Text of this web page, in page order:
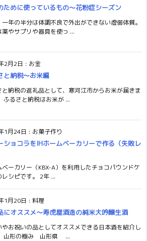
ために使っているもの〜花粉症シーズン
年の半分は体調不良で外出ができない虚弱体質。
薬やサプリや器具を使っ ...
2月2日 : お金
と納税〜お米編
と納税の返礼品として、寒河江市からお米が届きま
ふるさと納税はお米が ...
1月24日 : お菓子作り
ショコラをIHホームベーカリーで作る（失敗レ
ベーカリー（KBX-A）を利用したチョコパウンドケ
レシピです。 2年 ...
1月20日 : 料理
にオススメ〜寿虎屋酒造の純米大吟醸生酒
やお祝いの品としてオススメできる日本酒を紹介し
山形の極み 山形県 ...